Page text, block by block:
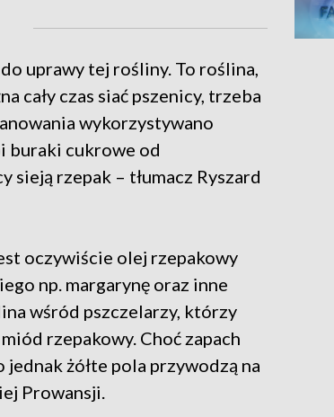
uprawy tej rośliny. To roślina,
cały czas siać pszenicy, trzeba
wykorzystywano
buraki cukrowe od
rzepak – tłumacz Ryszard
oczywiście olej rzepakowy
np. margarynę oraz inne
wśród pszczelarzy, którzy
rzepakowy. Choć zapach
żółte pola przywodzą na
Prowansji.